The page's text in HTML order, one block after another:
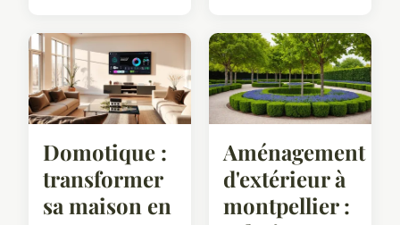
Domotique :
transformer
sa maison en
Aménagement
d'extérieur à
montpellier :